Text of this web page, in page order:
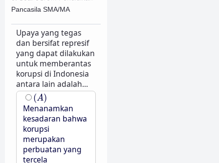
Pancasila SMA/MA
Upaya yang tegas
dan bersifat represif
yang dapat dilakukan
untuk memberantas
korupsi di Indonesia
antara lain adalah...
(A)
(A)
Menanamkan
kesadaran bahwa
korupsi
merupakan
perbuatan yang
tercela